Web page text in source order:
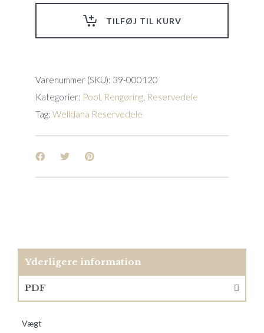
FX-
TILFØJ TIL KURV
Varenummer (SKU): 39-000120
Kategorier: Pool Rengøring Reservedele
Tag: Welldana Reservedele
Yderligere information
PDF
Vægt